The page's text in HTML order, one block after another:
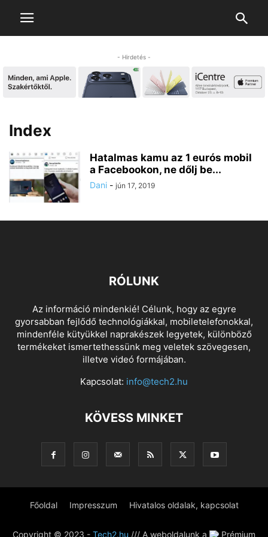
- Hirdetés -
Index
Hatalmas kamu az 1 eurós mobil
a Facebookon, ne dőlj be...
Dani - jún 17, 2019
RÓLUNK
Az információ mindenkié! Célunk, hogy az egyre
gyorsabban fejlődő technológiákkal, mobiletelefonokkal,
mindenféle kütyükkel naprakészek legyetek, különböző
termékeket ismertethessünk meg veletek szövegesen,
illetve videó formájában.
Kapcsolat: info@tech2.hu
KÖVESS MINKET
Főoldal Impresszum Hivatalos oldalak, kapcsolat
Copyright © 2023 - Tech2.hu /// A weboldalunk a Prémium